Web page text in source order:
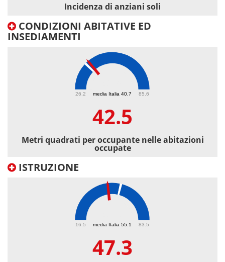
Incidenza di anziani soli
CONDIZIONI ABITATIVE ED
INSEDIAMENTI
media Italia 40.7
26.2 85.6
42.5
Metri quadrati per occupante nelle abitazioni
occupate
ISTRUZIONE
media Italia 55.1
16.5 83.5
47.3